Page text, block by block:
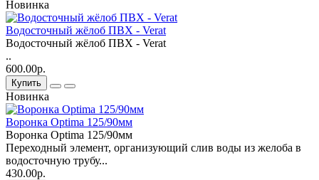
Новинка
Водосточный жёлоб ПВХ - Verat
Водосточный жёлоб ПВХ - Verat
..
600.00р.
Купить
Новинка
Воронка Optima 125/90мм
Воронка Optima 125/90мм
Переходный элемент, организующий слив воды из желоба в
водосточную трубу...
430.00р.